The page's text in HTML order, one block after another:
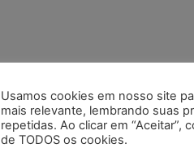
Usamos cookies em nosso site
mais relevante, lembrando suas
repetidas. Ao clicar em “Aceitar”,
de TODOS os cookies.